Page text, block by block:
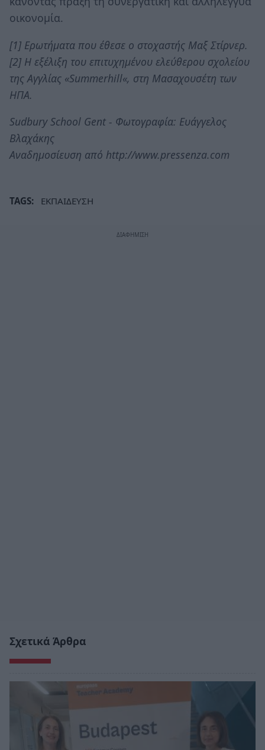
οικονομία.
[1] Ερωτήματα που έθεσε ο στοχαστής Μαξ Στίρνερ.
[2] Η εξέλιξη του επιτυχημένου ελεύθερου σχολείου
της Αγγλίας «Summerhill«, στη Μασαχουσέτη των
ΗΠΑ.
Sudbury School Gent - Φωτογραφία: Ευάγγελος
Βλαχάκης
Αναδημοσίευση από http://www.pressenza.com
TAGS: ΕΚΠΑΙΔΕΥΣΗ
Σχετικά Άρθρα